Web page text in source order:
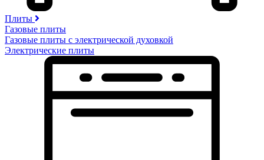
Плиты
Газовые плиты
Газовые плиты с электрической духовкой
Электрические плиты